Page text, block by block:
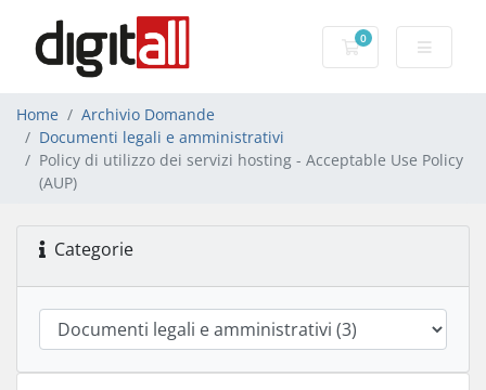
0
Carrello
Home
Archivio Domande
Documenti legali e amministrativi
Policy di utilizzo dei servizi hosting - Acceptable Use Policy
(AUP)
Categorie